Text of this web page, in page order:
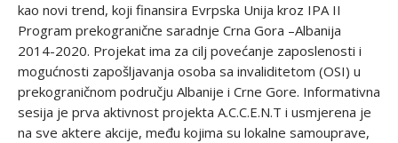
kao novi trend, koji finansira Evrpska Unija kroz IPA II
Program prekogranične saradnje Crna Gora –Albanija
2014-2020. Projekat ima za cilj povećanje zaposlenosti i
mogućnosti zapošljavanja osoba sa invaliditetom (OSI) u
prekograničnom području Albanije i Crne Gore. Informativna
sesija je prva aktivnost projekta A.C.C.E.N.T i usmjerena je
na sve aktere akcije, među kojima su lokalne samouprave,